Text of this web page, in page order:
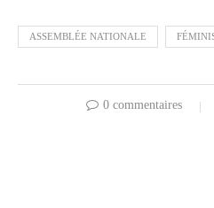
ASSEMBLÉE NATIONALE
0 commentaires